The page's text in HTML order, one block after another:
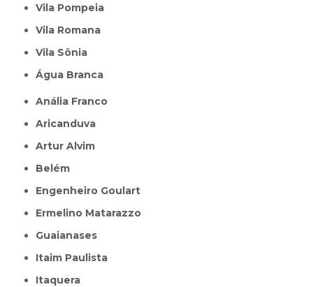
Vila Pompeia
Vila Romana
Vila Sônia
Água Branca
Anália Franco
Aricanduva
Artur Alvim
Belém
Engenheiro Goulart
Ermelino Matarazzo
Guaianases
Itaim Paulista
Itaquera